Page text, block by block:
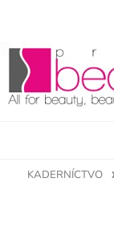
KADERNÍCTVO